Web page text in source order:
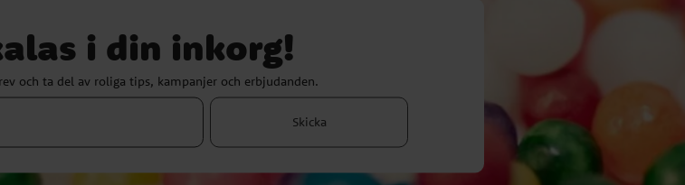
i din inkorg!
och ta del av roliga tips, kampanjer och erbjudanden.
Skicka